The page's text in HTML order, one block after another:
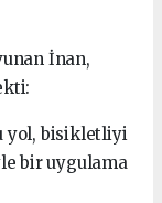
İnan,
yol, bisikletliyi
bir uygulama